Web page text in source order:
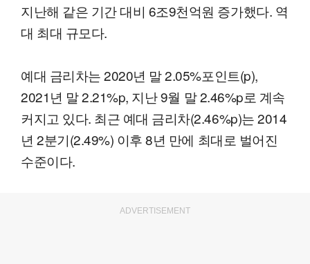
지난해 같은 기간 대비 6조9천억원 증가했다. 역
대 최대 규모다.
예대 금리차는 2020년 말 2.05%포인트(p),
2021년 말 2.21%p, 지난 9월 말 2.46%p로 계속
커지고 있다. 최근 예대 금리차(2.46%p)는 2014
년 2분기(2.49%) 이후 8년 만에 최대로 벌어진
수준이다.
ADVERTISEMENT